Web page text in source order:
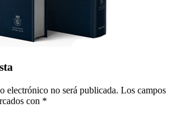
electrónico no será publicada. Los campos
con *